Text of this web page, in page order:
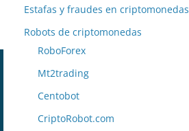
Estafas y fraudes en criptomonedas
Robots de criptomonedas
RoboForex
Mt2trading
Centobot
CriptoRobot.com